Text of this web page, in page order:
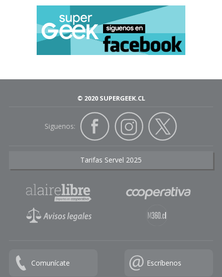
© 2020 SUPERGEEK.CL
Siguenos:
Tarifas Servel 2025
Comunícate Escríbenos